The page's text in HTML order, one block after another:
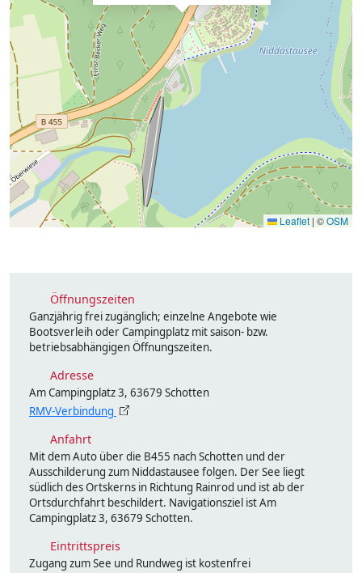
Leaflet | ©OSM
Öffnungszeiten
Ganzjährig frei zugänglich; einzelne Angebote wie
Bootsverleih oder Campingplatz mit saison- bzw.
betriebsabhängigen Öffnungszeiten.
Adresse
Am Campingplatz 3, 63679 Schotten
RMV-Verbindung
Anfahrt
Mit dem Auto über die B455 nach Schotten und der
Ausschilderung zum Niddastausee folgen. Der See liegt
südlich des Ortskerns in Richtung Rainrod und ist ab der
Ortsdurchfahrt beschildert. Navigationsziel ist Am
Campingplatz 3, 63679 Schotten.
Eintrittspreis
Zugang zum See und Rundweg ist kostenfrei